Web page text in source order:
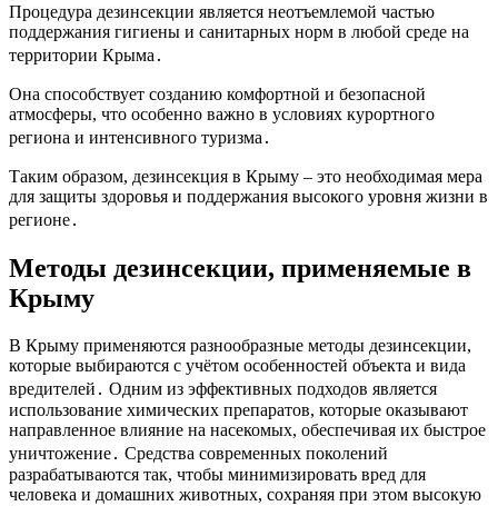
Процедура дезинсекции является неотъемлемой частью
поддержания гигиены и санитарных норм в любой среде на
территории Крыма․
Она способствует созданию комфортной и безопасной
атмосферы, что особенно важно в условиях курортного
региона и интенсивного туризма․
Таким образом, дезинсекция в Крыму – это необходимая мера
для защиты здоровья и поддержания высокого уровня жизни в
регионе․
Методы дезинсекции, применяемые в
Крыму
В Крыму применяются разнообразные методы дезинсекции,
которые выбираются с учётом особенностей объекта и вида
вредителей․ Одним из эффективных подходов является
использование химических препаратов, которые оказывают
направленное влияние на насекомых, обеспечивая их быстрое
уничтожение․ Средства современных поколений
разрабатываются так, чтобы минимизировать вред для
человека и домашних животных, сохраняя при этом высокую